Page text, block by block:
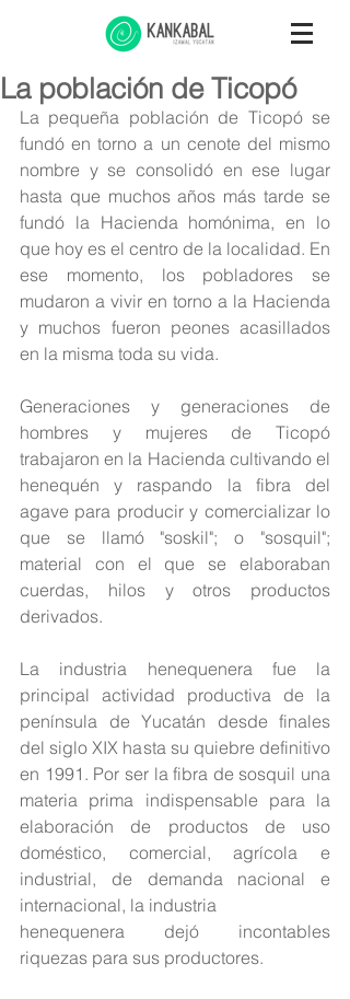
La población de Ticopó
La pequeña población de Ticopó se
fundó en torno a un cenote del mismo
nombre y se consolidó en ese lugar
hasta que muchos años más tarde se
fundó la Hacienda homónima, en lo
que hoy es el centro de la localidad. En
ese momento, los pobladores se
mudaron a vivir en torno a la Hacienda
y muchos fueron peones acasillados
en la misma toda su vida.
Generaciones y generaciones de
hombres y mujeres de Ticopó
trabajaron en la Hacienda cultivando el
henequén y raspando la fibra del
agave para producir y comercializar lo
que se llamó "soskil"; o "sosquil";
material con el que se elaboraban
cuerdas, hilos y otros productos
derivados.
La industria henequenera fue la
principal actividad productiva de la
península de Yucatán desde finales
del siglo XIX hasta su quiebre definitivo
en 1991. Por ser la fibra de sosquil una
materia prima indispensable para la
elaboración de productos de uso
doméstico, comercial, agrícola e
industrial, de demanda nacional e
internacional, la industria
henequenera dejó incontables
riquezas para sus productores.